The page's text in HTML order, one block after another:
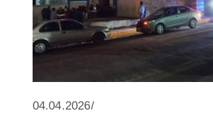
04.04.2026/